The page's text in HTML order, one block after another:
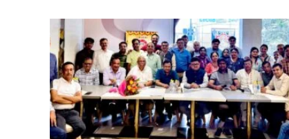
s
A
p
p
e
b
o
o
k
e
r
e
dI
n
l e